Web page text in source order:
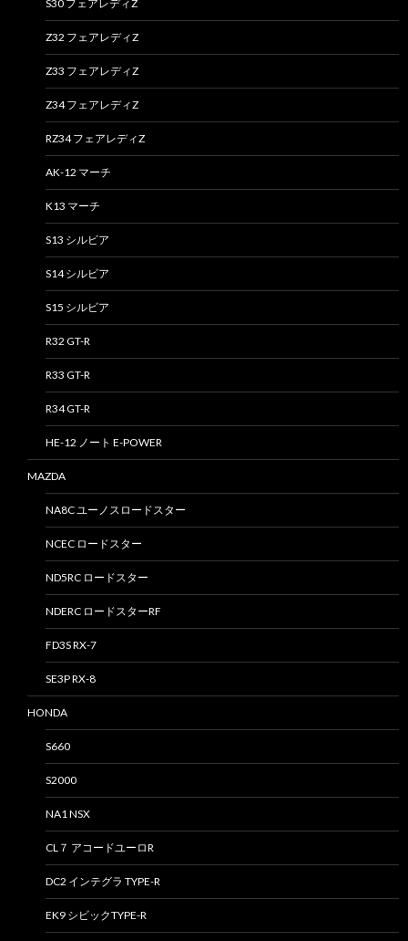
S30 フェアレディZ
Z32 フェアレディZ
Z33 フェアレディZ
Z34 フェアレディZ
RZ34 フェアレディZ
AK-12 マーチ
K13 マーチ
S13 シルビア
S14 シルビア
S15 シルビア
R32 GT-R
R33 GT-R
R34 GT-R
HE-12 ノート E-POWER
MAZDA
NA8C ユーノスロードスター
NCEC ロードスター
ND5RC ロードスター
NDERC ロードスターRF
FD3S RX-7
SE3P RX-8
HONDA
S660
S2000
NA1 NSX
CL７ アコードユーロR
DC2 インテグラ TYPE-R
EK9 シビックTYPE-R